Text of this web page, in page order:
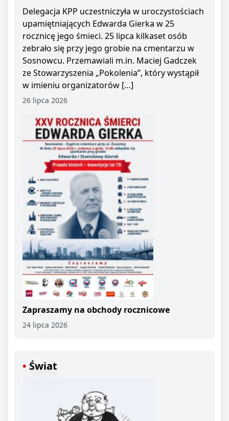
Delegacja KPP uczestniczyła w uroczystościach
upamiętniających Edwarda Gierka w 25
rocznicę jego śmieci. 25 lipca kilkaset osób
zebrało się przy jego grobie na cmentarzu w
Sosnowcu. Przemawiali m.in. Maciej Gadczek
ze Stowarzyszenia „Pokolenia”, który wystąpił
w imieniu organizatorów […]
26 lipca 2026
Zapraszamy na obchody rocznicowe
24 lipca 2026
Świat